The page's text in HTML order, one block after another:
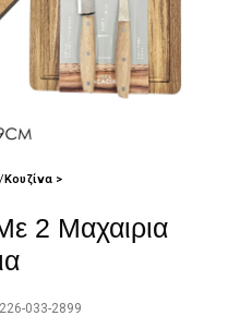
Κουζίνα
2 Μαχαιρια
226-033-2899